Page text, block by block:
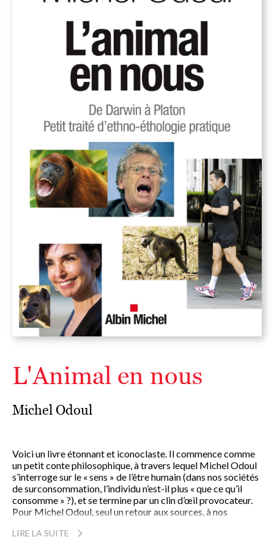
L'Animal en nous
Michel Odoul
Voici un livre étonnant et iconoclaste. Il commence comme
un petit conte philosophique, à travers lequel Michel Odoul
s’interroge sur le « sens » de l’être humain (dans nos sociétés
de surconsommation, l’individu n’est-il plus « que ce qu’il
consomme » ?), et se termine par un clin d’œil provocateur.
Pour Michel Odoul, seul un retour aux sources, à nos
sens » de l’humain. Si nous ne savons plus vraiment
LIRE LA SUITE